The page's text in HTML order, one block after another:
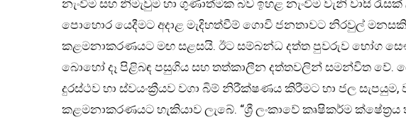
නැංවීම සහ නිමැවුම හා ගුණාත්මක බව ඉහළ නැංවීම වැනි වාසි රැසක්
පොහොර යෙදීමට අදාළ මැදිහත්වීම් ගොවි ජනතාවට නිරවුල්
කළමනාකරණයට මඟ සළසයි. ඊට සම්බන්ධ දත්ත පුවරුව භෝග
බොහෝ දෑ පිළිබඳ පසුගිය සහ තත්කාලීන දත්තවලින් සමන්විත වේ.
දුරස්ථව හා ස්වයංක්‍රීයව වගා බිම් නිරීක්ෂණය කිරීමට හා ජල
කළමනාකරණයට හැකියාව ලැබේ. “ශ්‍රී ලංකාවේ කෘෂිකර්ම